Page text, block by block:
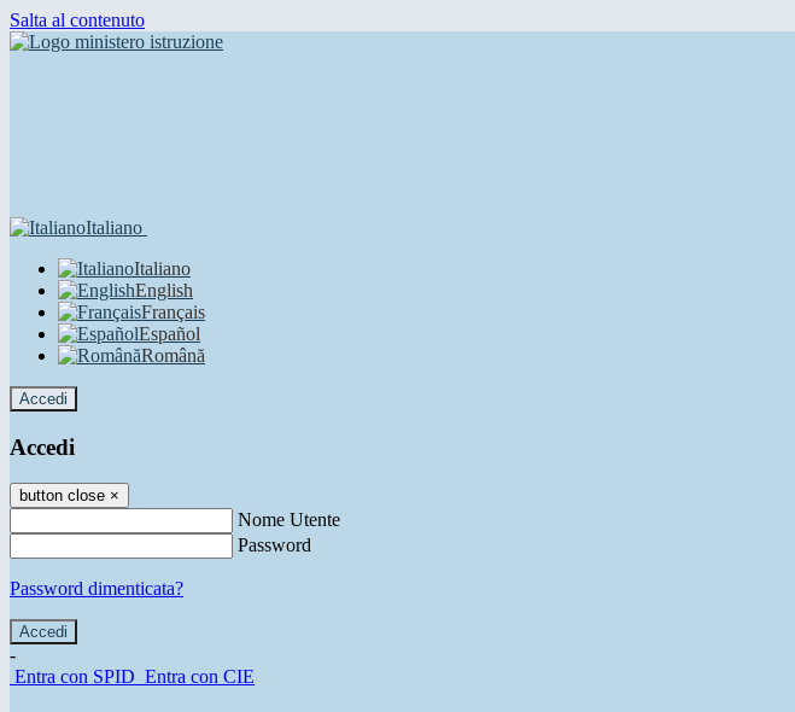
Salta al contenuto
Italiano
Italiano
English
Français
Español
Română
Accedi
Accedi
button close ×
Nome Utente
Password
Password dimenticata?
-
Entra con SPID Entra con CIE